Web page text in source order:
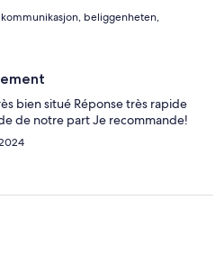
beliggenheten,
bien situé Réponse très rapide
de notre part Je recommande!